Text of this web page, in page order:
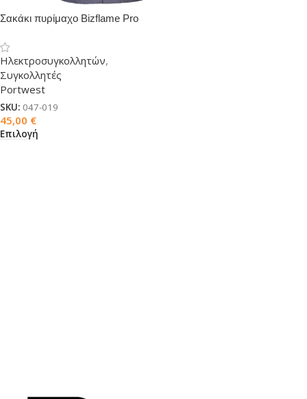
Σακάκι πυρίμαχο Bizflame Pro
Ηλεκτροσυγκολλητών,
Συγκολλητές
Portwest
SKU: 047-019
45,00 €
Επιλογή